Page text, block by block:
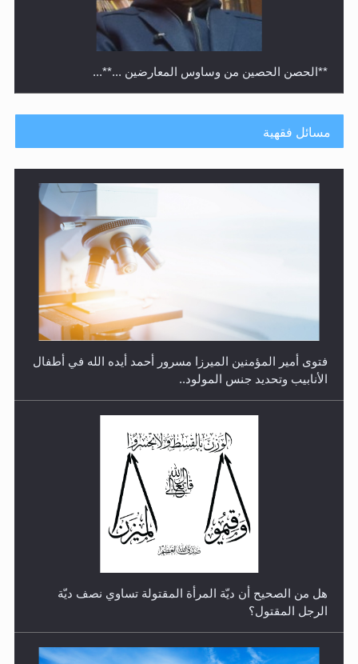
متطلَّبات التّحريك الجديد...
رأيٌ في لغة المسيح الموعود عليه السلام.. 4...
الهجرة: بحث عن الأمن والسلام في سبيل إرساء الأمن
مسائل فقهية
هل من الصحيح أن ديّة المرأة المقتولة تساوي نصف ديّة
الرجل المقتول؟
هل تعتبر الأشفار الاصطناعية (الرموش الاصطناعية) والأظافر
البلاستيكية وطلاء الأظافر حاجبا للوضوء وهل يُسمح الصلاة
بها؟